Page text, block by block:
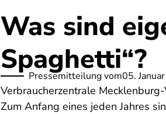
Was sind
Spaghetti“?
Pressemitteilung vom05.
Verbraucherzentrale
Zum Anfang eines jeden Jahres